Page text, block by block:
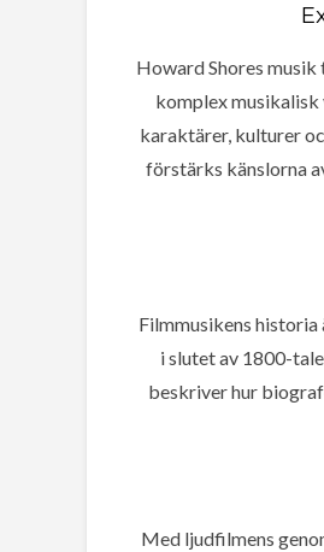
Howard Shores
komplex musikalisk
karaktärer, kulturer
förstärks känslorna
Filmmusikens
i slutet av 1800-
beskriver hur
Med ljudfilmens